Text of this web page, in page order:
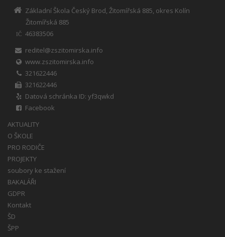
Základní Škola Český Brod, Žitomířská 885, okres Kolín
Žitomířská 885
IČ
46383506
reditel@zszitomirska.info
www.zszitomirska.info
321622446
321622446
Datová schránka ID: yf3qwkd
Facebook
AKTUALITY
O ŠKOLE
PRO RODIČE
PROJEKTY
soubory ke stažení
BAKALÁŘI
GDPR
Kontakt
ŠD
ŠPP